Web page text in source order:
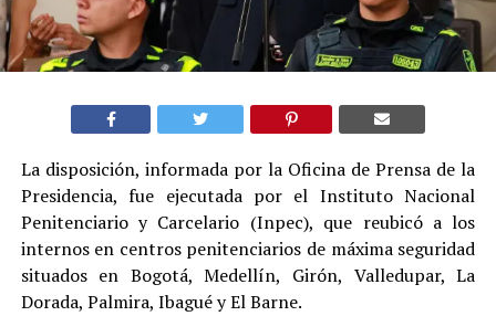
La disposición, informada por la Oficina de Prensa de la
Presidencia, fue ejecutada por el Instituto Nacional
Penitenciario y Carcelario (Inpec), que reubicó a los
internos en centros penitenciarios de máxima seguridad
situados en Bogotá, Medellín, Girón, Valledupar, La
Dorada, Palmira, Ibagué y El Barne.